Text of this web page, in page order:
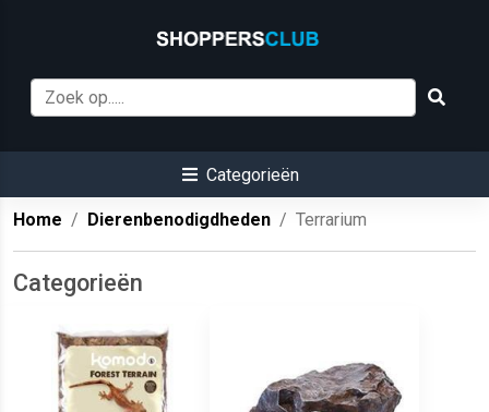
Categorieën
Home Dierenbenodigdheden Terrarium
Categorieën